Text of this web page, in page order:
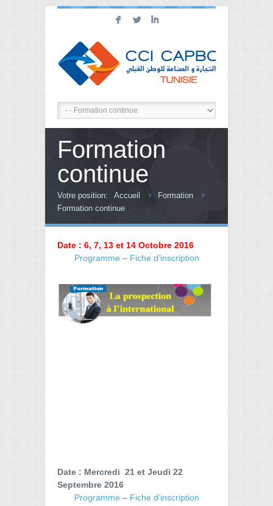
F L I
Formation
continue
Votre position: Accueil
Formation
Formation continue
Date : 6, 7, 13 et 14 Octobre 2016
Programme– Fiche d’inscription
Date : Mercredi 21 et Jeudi 22
Septembre 2016
Programme– Fiche d’inscription